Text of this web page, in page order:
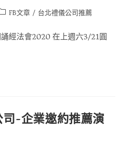
FB文章 / 台北禮儀公司推薦
經法會2020 在上週六3/21圓
-企業邀約推薦演